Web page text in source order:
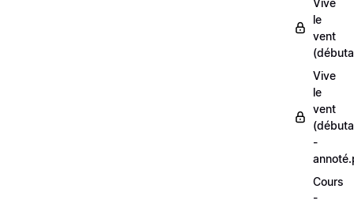
Vive
le
vent
Vive
le
vent
-
Cours
-